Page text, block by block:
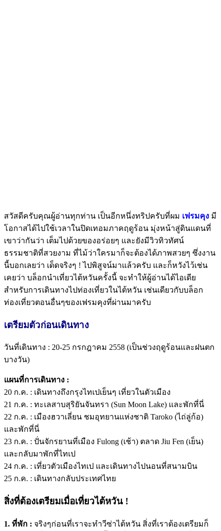
สวัสดีครับคุณผู้อ่านทุกท่าน เป็นอีกหนึ่งทริปครับที่ผม เฟรมคุง มี
โอกาสได้ไปใช้เวลาในปิดเทอมภาคฤดูร้อน มุ่งหน้าสู่ดินแดนที่
เขาว่ากันว่า เต็มไปด้วยของอร่อยๆ และยังมีวิวทิวทัศน์
ธรรมชาติที่สวยงาม ที่ไม้ว่าใครมาก็จะต้องได้ภาพสวยๆ ซึ่งงาน
นี้บอกเลยว่า เด็ดจริงๆ ! ไปพิสูจน์มาแล้วครับ และก็หวังไว้เช่น
เคยว่า บล็อกนำเที่ยวไต้หวันครั้งนี้ จะทำให้ผู้อ่านได้ไอเดีย
สำหรับการเดินทางไปท่องเที่ยวในไต้หวัน เช่นเดียวกับบล็อก
ท่องเที่ยวตอนอื่นๆของเฟรมคุงที่ผ่านมาครับ
เตรียมตัวก่อนเดินทาง
วันที่เดินทาง : 20-25 กรกฎาคม 2558 (เป็นช่วงฤดูร้อนและฝนตก
บางวัน)
แผนที่การเดินทาง :
20 ก.ค. : เดินทางถึงกรุงไทเปเย็นๆ เที่ยวในตัวเมือง
21 ก.ค. : ทะเลสาบสุริยันจันทรา (Sun Moon Lake) และพักที่นี่
22 ก.ค. : เมืองฮวาเลี่ยน ชมอุทยานแห่งชาติ Taroko (ไถ่ลู่ก้อ)
และพักที่นี่
23 ก.ค. : ปั่นจักรยานที่เมือง Fulong (เช้า) ตลาด Jiu Fen (เย็น)
และกลับมาพักที่ไทเป
24 ก.ค. : เที่ยวตัวเมืองไทเป และเดินทางไปนอนที่สนามบิน
25 ก.ค. : เดินทางกลับประเทศไทย
สิ่งที่ต้องเตรียมเมื่อเที่ยวไต้หวัน !
1. ที่พัก : จริงๆก่อนที่เราจะทำวีซ่าไต้หวัน สิ่งที่เราต้องเตรียมก็